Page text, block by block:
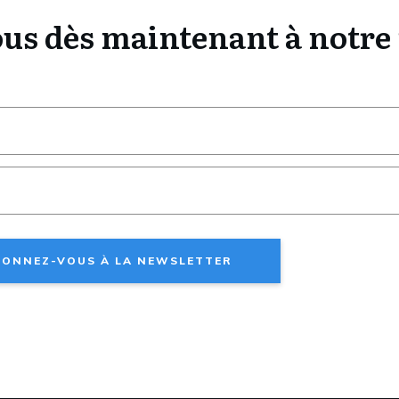
dès maintenant à
VOUS À LA NEWSLETTER